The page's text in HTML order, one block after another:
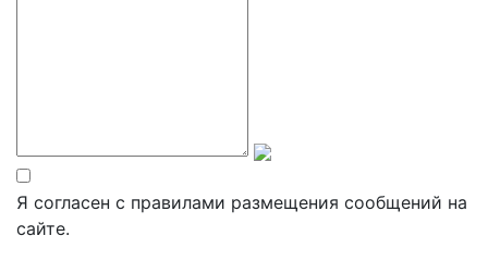
Я согласен с правилами размещения сообщений на
сайте.